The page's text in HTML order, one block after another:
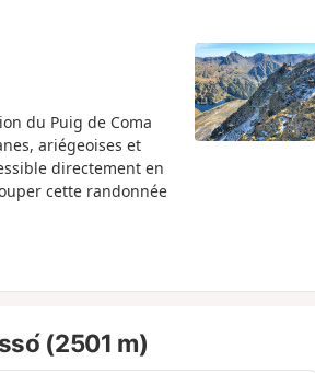
du Puig de Coma
ariégeoises et
directement en
cette randonnée
(2501 m)